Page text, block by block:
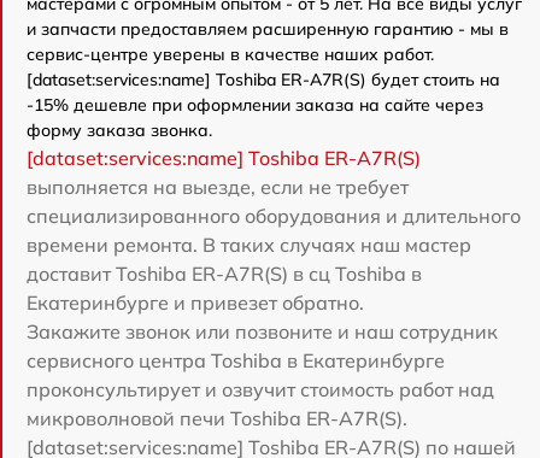
и запчасти предоставляем расширенную гарантию - мы в
сервис-центре уверены в качестве наших работ.
[dataset:services:name] Toshiba ER-A7R(S) будет стоить на
-15% дешевле при оформлении заказа на сайте через
форму заказа звонка.
[dataset:services:name] Toshiba ER-A7R(S)
выполняется на выезде, если не требует
специализированного оборудования и длительного
времени ремонта. В таких случаях наш мастер
доставит Toshiba ER-A7R(S) в сц Toshiba в
Екатеринбурге и привезет обратно.
Закажите звонок или позвоните и наш сотрудник
сервисного центра Toshiba в Екатеринбурге
проконсультирует и озвучит стоимость работ над
микроволновой печи Toshiba ER-A7R(S).
[dataset:services:name] Toshiba ER-A7R(S) по нашей